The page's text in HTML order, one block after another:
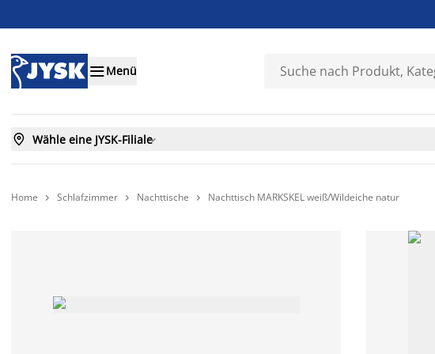
Menü
 Wähle eine JYSK-Filiale
Home  Schlafzimmer  Nachttische  Nachttisch MARKSKEL weiß/Wildeiche natur